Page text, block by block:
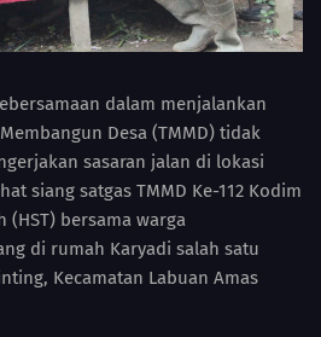
dalam menjalankan
Desa (TMMD) tidak
sasaran jalan di lokasi
siang satgas TMMD Ke-112 Kodim
(HST) bersama warga
di rumah Karyadi salah satu
Kecamatan Labuan Amas